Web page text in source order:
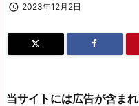
 2023年12月2日
当サイトには広告が含まれ